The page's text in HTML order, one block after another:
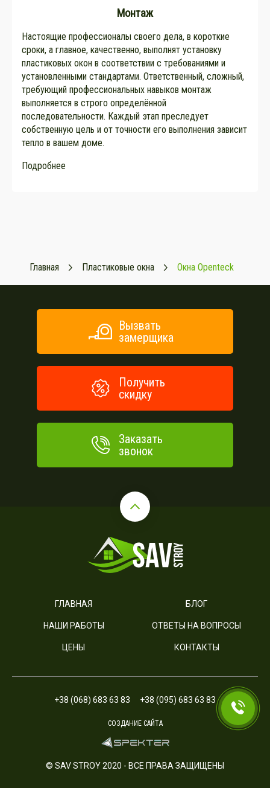
Монтаж
Настоящие профессионалы своего дела, в короткие
сроки, а главное, качественно, выполнят установку
пластиковых окон в соответствии с требованиями и
установленными стандартами. Ответственный, сложный,
требующий профессиональных навыков монтаж
выполняется в строго определённой
последовательности. Каждый этап преследует
собственную цель и от точности его выполнения зависит
тепло в вашем доме.
Подробнее
Главная Пластиковые окна Окна Openteck
Вызвать
замерщика
Получить
скидку
Заказать
звонок
ГЛАВНАЯ
НАШИ РАБОТЫ
ЦЕНЫ
БЛОГ
ОТВЕТЫ НА ВОПРОСЫ
КОНТАКТЫ
+38 (068) 683 63 83 +38 (095) 683 63 83
СОЗДАНИЕ САЙТА
© SAV STROY 2020 - ВСЕ ПРАВА ЗАЩИЩЕНЫ